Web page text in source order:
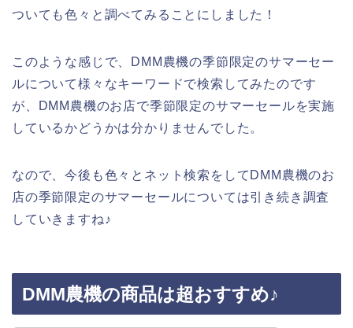
ついても色々と調べてみることにしました！
このような感じで、DMM農機の季節限定のサマーセー
ルについて様々なキーワードで検索してみたのです
が、DMM農機のお店で季節限定のサマーセールを実施
しているかどうかは分かりませんでした。
なので、今後も色々とネット検索をしてDMM農機のお
店の季節限定のサマーセールについては引き続き調査
していきますね♪
DMM農機の商品は超おすすめ♪